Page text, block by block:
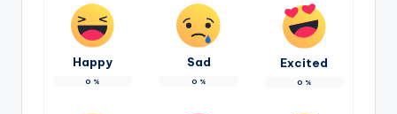
Happy
0 %
Sad
0 %
Excited
0 %